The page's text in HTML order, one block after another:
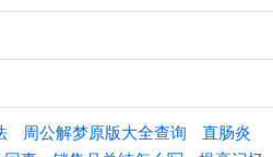
周公解梦原版大全查询
直肠炎